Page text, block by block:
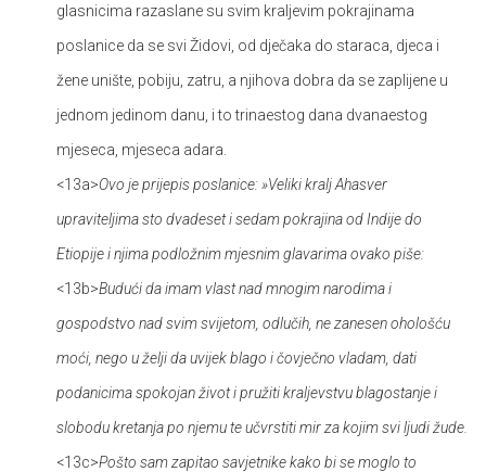
glasnicima razaslane su svim kraljevim pokrajinama
poslanice da se svi Židovi, od dječaka do staraca, djeca i
žene unište, pobiju, zatru, a njihova dobra da se zaplijene u
jednom jedinom danu, i to trinaestog dana dvanaestog
mjeseca, mjeseca adara.
<13a>Ovo je prijepis poslanice: »Veliki kralj Ahasver
upraviteljima sto dvadeset i sedam pokrajina od Indije do
Etiopije i njima podložnim mjesnim glavarima ovako piše:
<13b>Budući da imam vlast nad mnogim narodima i
gospodstvo nad svim svijetom, odlučih, ne zanesen ohološću
moći, nego u želji da uvijek blago i čovječno vladam, dati
podanicima spokojan život i pružiti kraljevstvu blagostanje i
slobodu kretanja po njemu te učvrstiti mir za kojim svi ljudi žude.
<13c>Pošto sam zapitao savjetnike kako bi se moglo to